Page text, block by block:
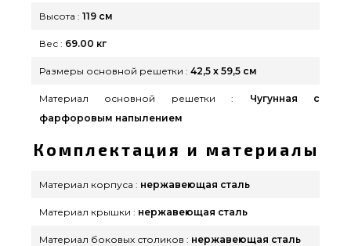
Высота : 119 см
Вес : 69.00 кг
Размеры основной решетки : 42,5 x 59,5 см
Материал основной решетки :
Чугунная с
фарфоровым напылением
Комплектация и материалы
Материал корпуса : нержавеющая сталь
Материал крышки : нержавеющая сталь
Материал боковых столиков : нержавеющая сталь